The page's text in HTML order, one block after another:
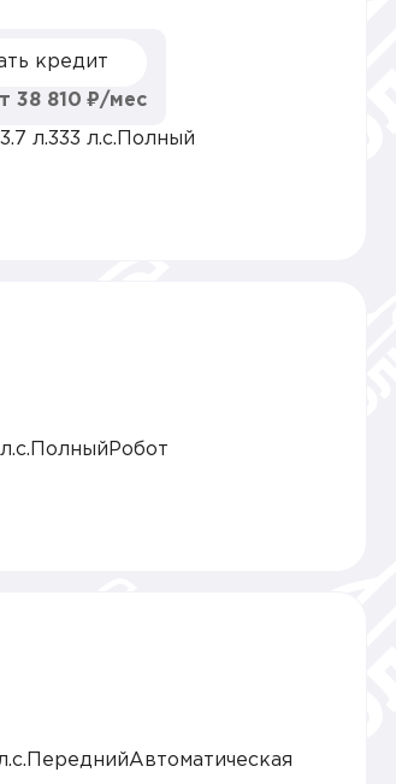
кредит
38 810 ₽/мес
3.7 л.333 л.с. Полный
Полный Робот
ПереднийАвтоматическая